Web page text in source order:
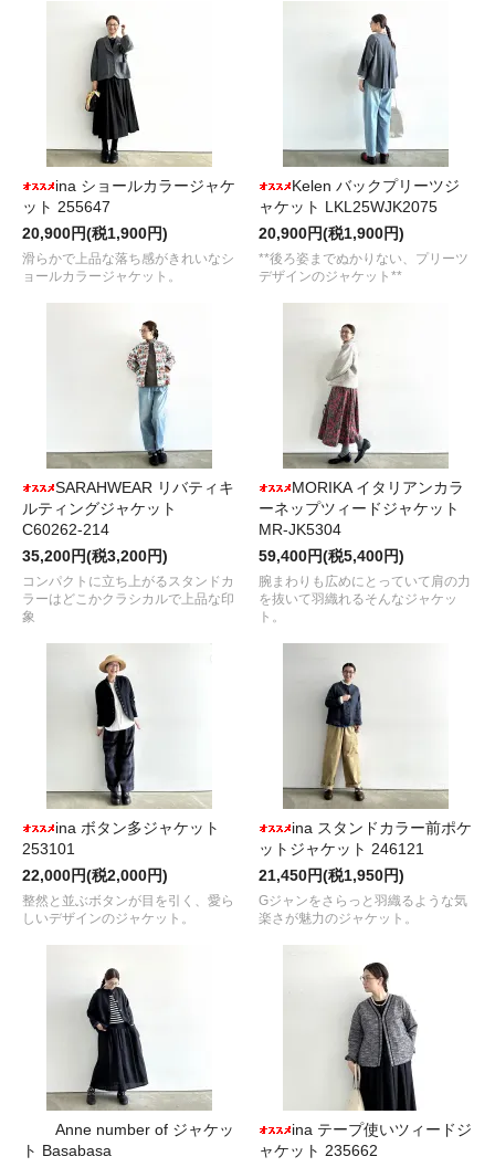
ina ショールカラージャケ
ット 255647
20,900円(税1,900円)
滑らかで上品な落ち感がきれいなシ
ョールカラージャケット。
Kelen バックプリーツジ
ャケット LKL25WJK2075
20,900円(税1,900円)
**後ろ姿までぬかりない、プリーツ
デザインのジャケット**
SARAHWEAR リバティキ
ルティングジャケット
C60262-214
35,200円(税3,200円)
コンパクトに立ち上がるスタンドカ
ラーはどこかクラシカルで上品な印
象
MORIKA イタリアンカラ
ーネップツィードジャケット
MR-JK5304
59,400円(税5,400円)
腕まわりも広めにとっていて肩の力
を抜いて羽織れるそんなジャケッ
ト。
ina ボタン多ジャケット
253101
22,000円(税2,000円)
整然と並ぶボタンが目を引く、愛ら
しいデザインのジャケット。
ina スタンドカラー前ポケ
ットジャケット 246121
21,450円(税1,950円)
Gジャンをさらっと羽織るような気
楽さが魅力のジャケット。
Anne number of ジャケッ
ト Basabasa
ina テープ使いツィードジ
ャケット 235662